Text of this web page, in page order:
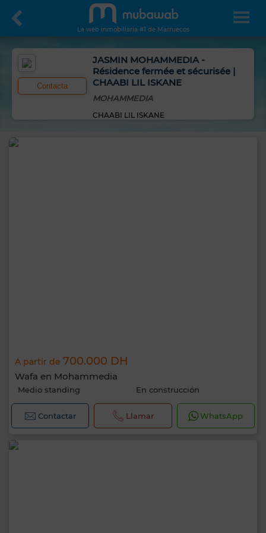
La web inmobiliaria #1 de Marruecos
Contacta
JASMIN MOHAMMEDIA -
Résidence fermée et sécurisée |
CHAABI LIL ISKANE
MOHAMMEDIA
CHAABI LIL ISKANE
A partir de 700.000 DH
Wafa en Mohammedia
Medio standing En construcción
Contactar Llamar WhatsApp